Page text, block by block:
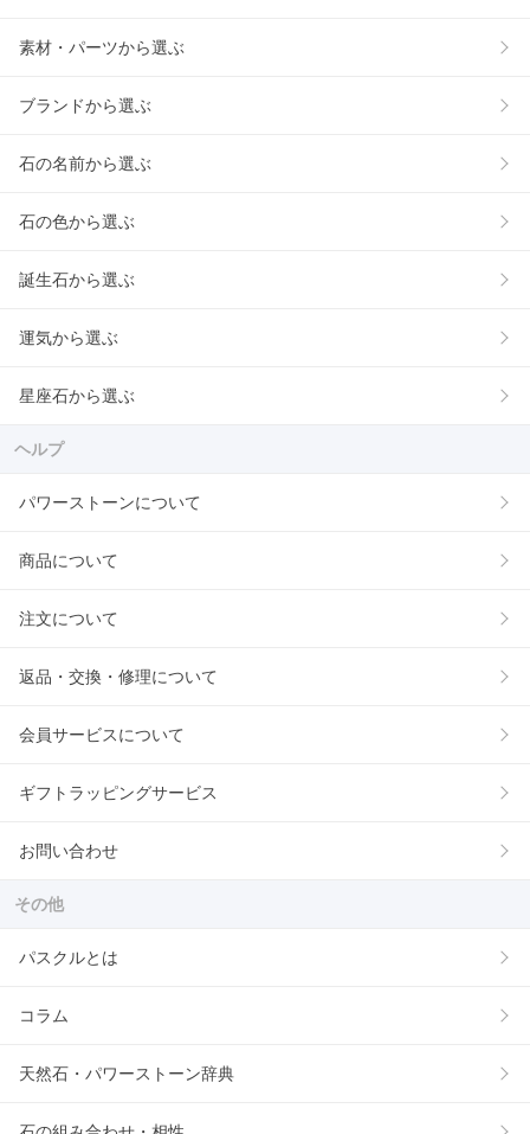
素材・パーツから選ぶ
ブランドから選ぶ
石の名前から選ぶ
石の色から選ぶ
誕生石から選ぶ
運気から選ぶ
星座石から選ぶ
ヘルプ
パワーストーンについて
商品について
注文について
返品・交換・修理について
会員サービスについて
ギフトラッピングサービス
お問い合わせ
その他
パスクルとは
コラム
天然石・パワーストーン辞典